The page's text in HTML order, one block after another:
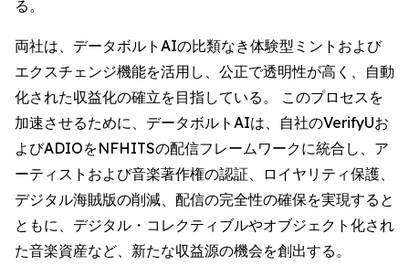
る。
両社は、データボルトAIの比類なき体験型ミントおよび
エクスチェンジ機能を活用し、公正で透明性が高く、自動
化された収益化の確立を目指している。 このプロセスを
加速させるために、データボルトAIは、自社のVerifyUお
よびADIOをNFHITSの配信フレームワークに統合し、ア
ーティストおよび音楽著作権の認証、ロイヤリティ保護、
デジタル海賊版の削減、配信の完全性の確保を実現すると
ともに、デジタル・コレクティブルやオブジェクト化され
た音楽資産など、新たな収益源の機会を創出する。